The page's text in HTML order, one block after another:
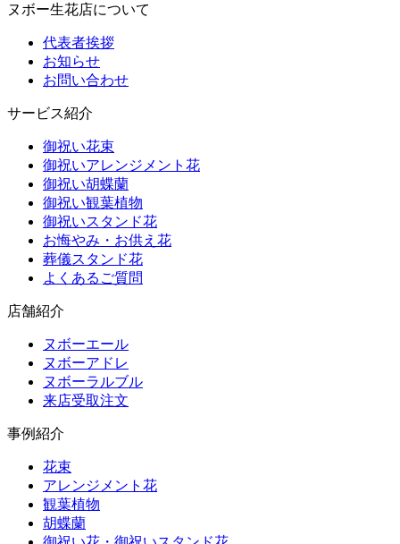
ヌボー生花店について
代表者挨拶
お知らせ
お問い合わせ
サービス紹介
御祝い花束
御祝いアレンジメント花
御祝い胡蝶蘭
御祝い観葉植物
御祝いスタンド花
お悔やみ・お供え花
葬儀スタンド花
よくあるご質問
店舗紹介
ヌボーエール
ヌボーアドレ
ヌボーラルブル
来店受取注文
事例紹介
花束
アレンジメント花
観葉植物
胡蝶蘭